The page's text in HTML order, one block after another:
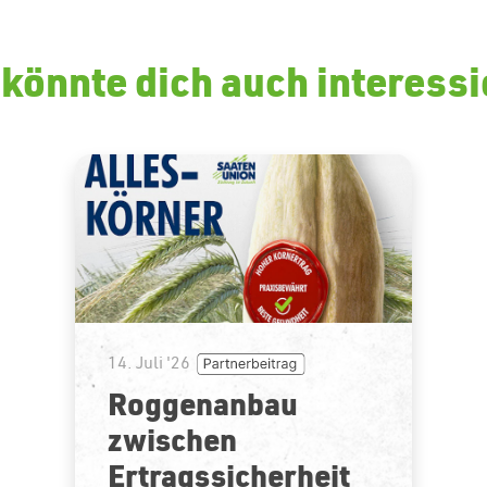
dich auch
14. Juli '26
Roggenanbau
zwischen
Ertragssicherheit